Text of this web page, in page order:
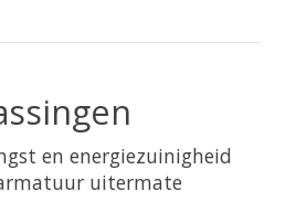
en energiezuinigheid
uitermate